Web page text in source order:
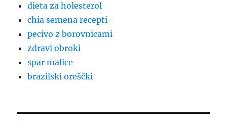
dieta za holesterol
chia semena recepti
pecivo z borovnicami
zdravi obroki
spar malice
brazilski oreščki